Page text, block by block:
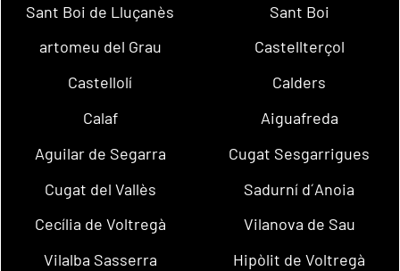
Sant Boi de Lluçanès
Sant Boi
artomeu del Grau
Castellterçol
Castellolí
Calders
Calaf
Aiguafreda
Aguilar de Segarra
Cugat Sesgarrigues
Cugat del Vallès
Sadurní d´Anoia
Cecília de Voltregà
Vilanova de Sau
Vilalba Sasserra
Hipòlit de Voltregà